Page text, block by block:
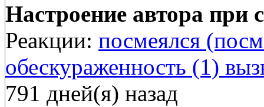
Настроение автора при
Реакции: посмеялся
обескураженность (1)
791 дней(я) назад